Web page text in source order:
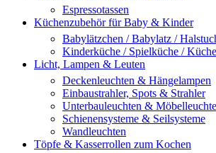
Espressotassen
Küchenzubehör für Baby & Kinder
Babylätzchen / Babylatz /
Kinderküche / Spielküche /
Licht, Lampen & Leuten
Deckenleuchten & Hängelampen
Einbaustrahler, Spots & Strahler
Unterbauleuchten &
Schienensysteme & Seilsysteme
Wandleuchten
Töpfe & Kasserrollen zum Kochen